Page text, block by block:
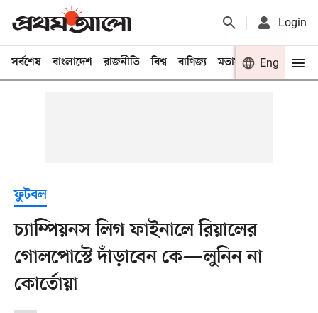
Login
সর্বশেষ বাংলাদেশ রাজনীতি বিশ্ব বাণিজ্য মতামত খেলা
Eng
ফুটবল
চ্যাম্পিয়নস লিগ ফাইনালে রিয়ালের
গোলপোস্টে দাঁড়াবেন কে—লুনিন না
কোর্তোয়া